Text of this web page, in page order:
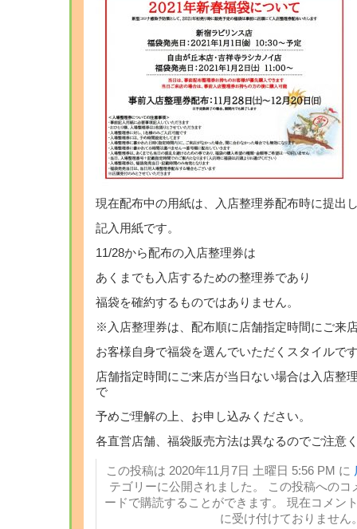
現在配布中の用紙は、入店整理券配布時に提出
記入用紙です。
11/28から配布の入店整理券は
あくまでも入店するための整理券であり
福袋を確約するものではありません。
※入店整理券は、配布順に店舗指定時間にご来
お客様自身で福袋を選んでいただくスタイルで
店舗指定時間にご来店が当日ない場合は入店整
で
予めご理解の上、お申し込みください。
各直営店舗、福袋販売方法は異なるのでご注意
この投稿は 2020年11月7日 土曜日 5:56 PM に
テゴリーに公開されました。 この投稿への
ードで購読することができます。 現在コメン
に受け付けておりません